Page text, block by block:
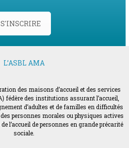
S'INSCRIRE
L’ASBL AMA
des maisons d’accueil et des services
fédère des institutions assurant l’accueil,
d’adultes et de familles en difficultés
personnes morales ou physiques actives
l’accueil de personnes en grande précarité
sociale.